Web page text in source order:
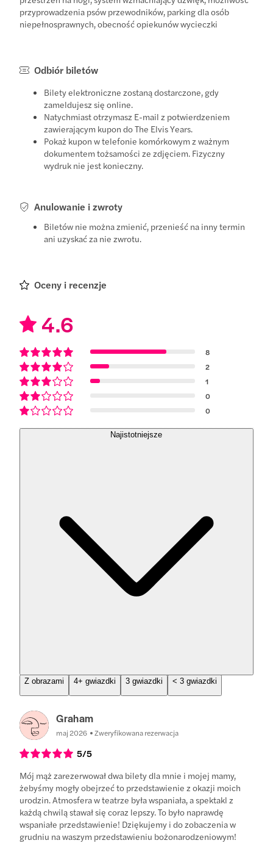
przyprowadzenia psów przewodników, parking dla osób
niepełnosprawnych, obecność opiekunów wycieczki
Odbiór biletów
Bilety elektroniczne zostaną dostarczone, gdy
zameldujesz się online.
Natychmiast otrzymasz E-mail z potwierdzeniem
zawierającym kupon do The Elvis Years.
Pokaż kupon w telefonie komórkowym z ważnym
dokumentem tożsamości ze zdjęciem. Fizyczny
wydruk nie jest konieczny.
Anulowanie i zwroty
Biletów nie można zmienić, przenieść na inny termin
ani uzyskać za nie zwrotu.
Oceny i recenzje
4.6
8
2
1
0
0
Najistotniejsze
Z obrazami 4+ gwiazdki 3 gwiazdki < 3 gwiazdki
Graham
maj 2026 Zweryfikowana rezerwacja
5/5
Mój mąż zarezerwował dwa bilety dla mnie i mojej mamy,
żebyśmy mogły obejrzeć to przedstawienie z okazji moich
urodzin. Atmosfera w teatrze była wspaniała, a spektakl z
każdą chwilą stawał się coraz lepszy. To było naprawdę
wspaniałe przedstawienie! Dziękujemy i do zobaczenia w
grudniu na waszym przedstawieniu bożonarodzeniowym!